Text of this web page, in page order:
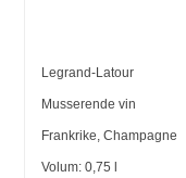
Legrand-Latour
Musserende vin
Frankrike,Champagne
Volum:0,75